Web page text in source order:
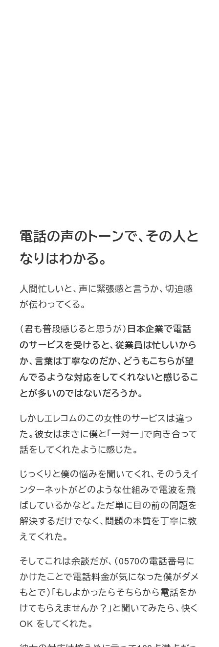
電話の声のトーンで、その人と
なりはわかる。
人間忙しいと、声に緊張感と言うか、切迫感
が伝わってくる。
（君も普段感じると思うが）日本企業で電話
のサービスを受けると、従業員は忙しいから
か、言葉は丁寧なのだか、どうもこちらが望
んでるような対応をしてくれないと感じるこ
とが多いのではないだろうか。
しかしエレコムのこの女性のサービスは違っ
た。彼女はまさに僕と「一対一」で向き合って
話をしてくれたように感じた。
じっくりと僕の悩みを聞いてくれ、そのうえイ
ンターネットがどのような仕組みで電波を飛
ばしているかなど。ただ単に目の前の問題を
解決するだけでなく、問題の本質を丁寧に教
えてくれた。
そしてこれは余談だが、（0570の電話番号に
かけたことで電話料金が気になった僕がダメ
もとで）「もしよかったらそちらから電話をか
けてもらえませんか？」と聞いてみたら、快く
OK をしてくれた。